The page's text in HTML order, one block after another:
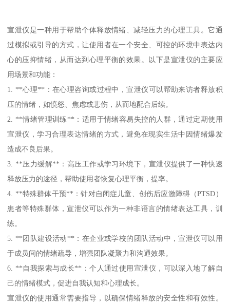
宣泄仪是一种用于帮助个体释放情绪、减轻压力的心理工具。它通
过模拟或引导的方式，让使用者在一个安全、可控的环境中表达内
心的压抑情绪，从而达到心理平衡的效果。以下是宣泄仪的主要应
用场景和功能：
1. **心理**：在心理咨询或过程中，宣泄仪可以帮助来访者释放积
压的情绪，如愤怒、焦虑或悲伤，从而地配合后续。
2. **情绪管理训练**：适用于情绪容易失控的人群，通过定期使用
宣泄仪，学习合理表达情绪的方式，避免在现实生活中因情绪爆发
造成不良后果。
3. **压力缓解**：高压工作或学习环境下，宣泄仪提供了一种快速
释放压力的途径，帮助使用者恢复心理平衡，提率。
4. **特殊群体干预**：针对自闭症儿童、创伤后应激障碍（PTSD）
患者等特殊群体，宣泄仪可以作为一种非语言的情绪表达工具，训
练。
5. **团队建设活动**：在企业或学校的团队活动中，宣泄仪可以用
于成员间的情绪疏导，增强团队凝聚力和沟通效果。
6. **自我探索与成长**：个人通过使用宣泄仪，可以深入地了解自
己的情绪模式，促进自我认知和心理成长。
宣泄仪的使用通常需要指导，以确保情绪释放的安全性和有效性。